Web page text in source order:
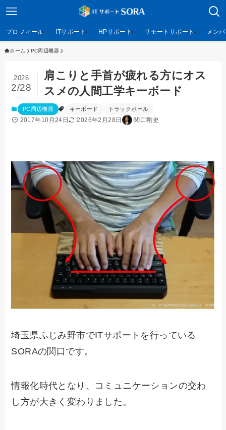
プロフィール ITサポート HPサポート リモートサポート メン
ホーム PC周辺機器
肩こりと手首が疲れる方にオス
スメの人間工学キーボード
2026
2/28
PC周辺機器 キーボード トラックボール
2017年10月24日 2026年2月28日 関口剛史
埼玉県ふじみ野市でITサポートを行っている
SORAの関口です。
情報化時代となり、コミュニケーションの交わ
し方が大きく変わりました。